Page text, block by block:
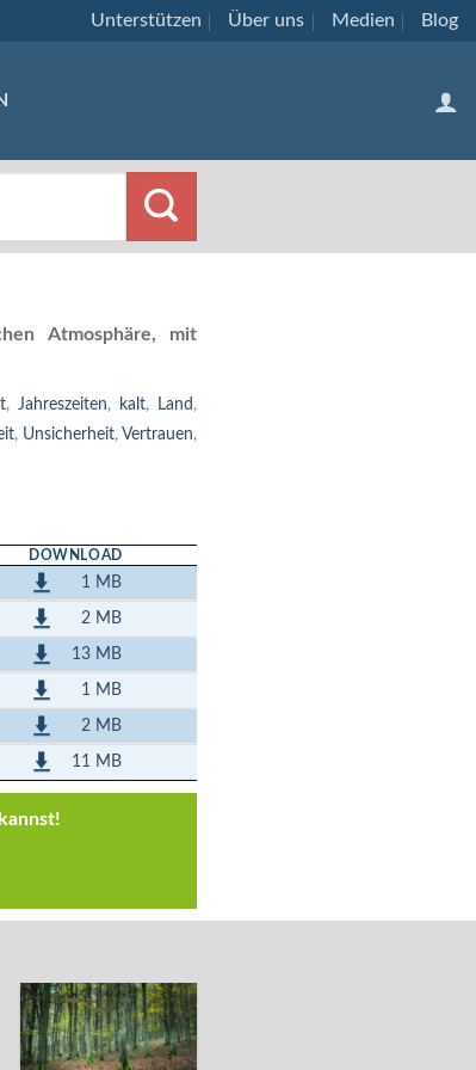
Unterstützen Über uns Medien Blog
Atmosphäre, mit
,Jahreszeiten, kalt, Land ,
, Unsicherheit, Vertrauen,
DOWNLOAD
1 MB
2 MB
13 MB
1 MB
2 MB
11 MB